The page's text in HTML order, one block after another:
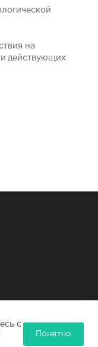
на
действующих
с
Понятно